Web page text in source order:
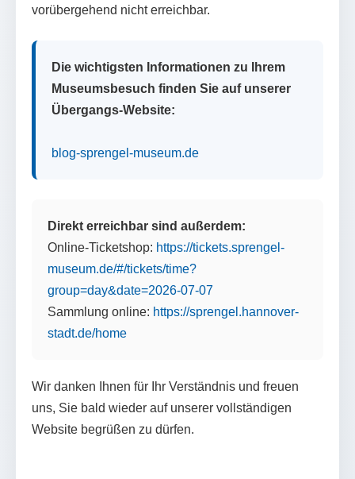
vorübergehend nicht erreichbar.
Die wichtigsten Informationen zu Ihrem
Museumsbesuch finden Sie auf unserer
Übergangs-Website:
blog-sprengel-museum.de
Direkt erreichbar sind außerdem:
Online-Ticketshop: https://tickets.sprengel-
museum.de/#/tickets/time?
group=day&date=2026-07-07
Sammlung online: https://sprengel.hannover-
stadt.de/home
Wir danken Ihnen für Ihr Verständnis und freuen
uns, Sie bald wieder auf unserer vollständigen
Website begrüßen zu dürfen.